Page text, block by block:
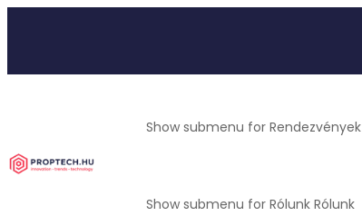
Show submenu for Rendezvények
Show submenu for Rólunk Rólunk